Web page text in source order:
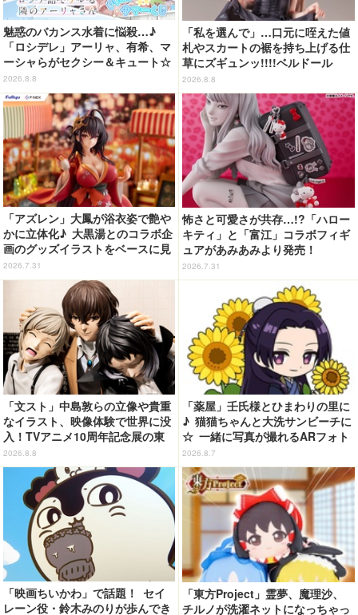
魅惑のバカンス水着に悩殺…♪
「ロシデレ」アーリャ、有希、マ
ーシャらがセクシー＆キュート☆
ももこの美麗イラストでグッズ化
【くじ引き堂】」
2026.8.8
「私を選んで」…口元に咥えた値
札やスカートの裾を持ち上げる仕
草にズギュンッ!!!!ベルドール
「ロゼ」がフィギュアで新登場
2026.8.8
「アズレン」大鳳が浴衣姿で艶や
かに立体化♪ 大黒湯とのコラボ企
画のグッズイラストをベースに見
応え抜群の仕上がり
2026.7.31
怖さと可愛さが共存…!?「ハロー
キティ」と「富江」コラボフィギ
ュアがあみあみより発売！
2026.7.31
「文スト」中島敦らの立像や貴重
なイラスト、映像体験で世界に没
入！TVアニメ10周年記念展の東
京会場フォトレポートが到着
2026.8.8
「薬屋」壬氏様とひまわりの里に
♪ 猫猫ちゃんと大洗サンビーチに
☆ 一緒に写真が撮れるARフォト
スポット企画「猫猫・壬氏と夏巡
り」開催【茨城県】
2026.8.7
「映画ちいかわ」で話題！ セイ
レーン役・鈴木みのりが歩んでき
「東方Project」霊夢、魔理沙、
チルノが洗濯ネットになっちゃっ